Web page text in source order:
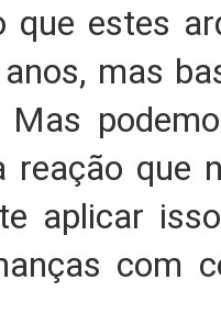
que estes
mas
reação que
aplicar
com